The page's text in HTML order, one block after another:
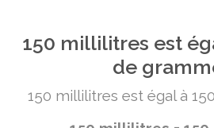
150 millilitres est
de
150 millilitres est égal à